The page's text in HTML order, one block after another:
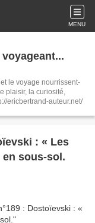
MENU
le voyage nourrissent-
plaisir, la curiosité,
? Lien vers l'ensemble de mes livres : http://ericbertrand-auteur.net/
: « Les
sous-sol.